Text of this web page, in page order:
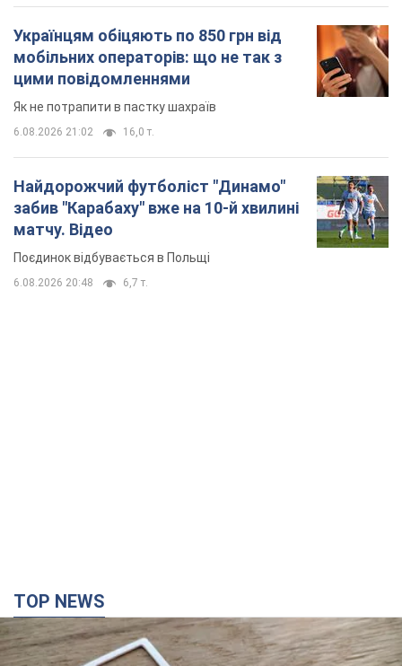
Поєдинок відбувається в Польщі
6.08.2026 20:48 6,7 т.
межі", але якість зв'язку деградувала: чи варто
скаржитись на ціни
Чому ціни на мобільний зв'язок зросли у кілька разів і як